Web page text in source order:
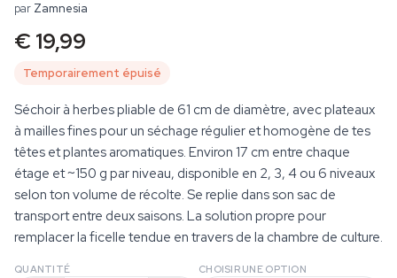
par Zamnesia
€ 19,99
Temporairement épuisé
Séchoir à herbes pliable de 61 cm de diamètre, avec plateaux
à mailles fines pour un séchage régulier et homogène de tes
têtes et plantes aromatiques. Environ 17 cm entre chaque
étage et ~150 g par niveau, disponible en 2, 3, 4 ou 6 niveaux
selon ton volume de récolte. Se replie dans son sac de
transport entre deux saisons. La solution propre pour
remplacer la ficelle tendue en travers de la chambre de culture.
QUANTITÉ CHOISIR UNE OPTION